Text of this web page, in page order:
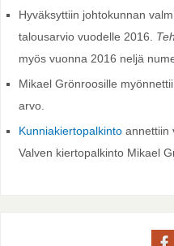
Hyväksyttiin johtokunnan
talousarvio vuodelle 2016.
myös vuonna 2016 neljä
Mikael Grönroosille
arvo.
Kunniakiertopalkintoannettiin
Valven kiertopalkinto Mikael